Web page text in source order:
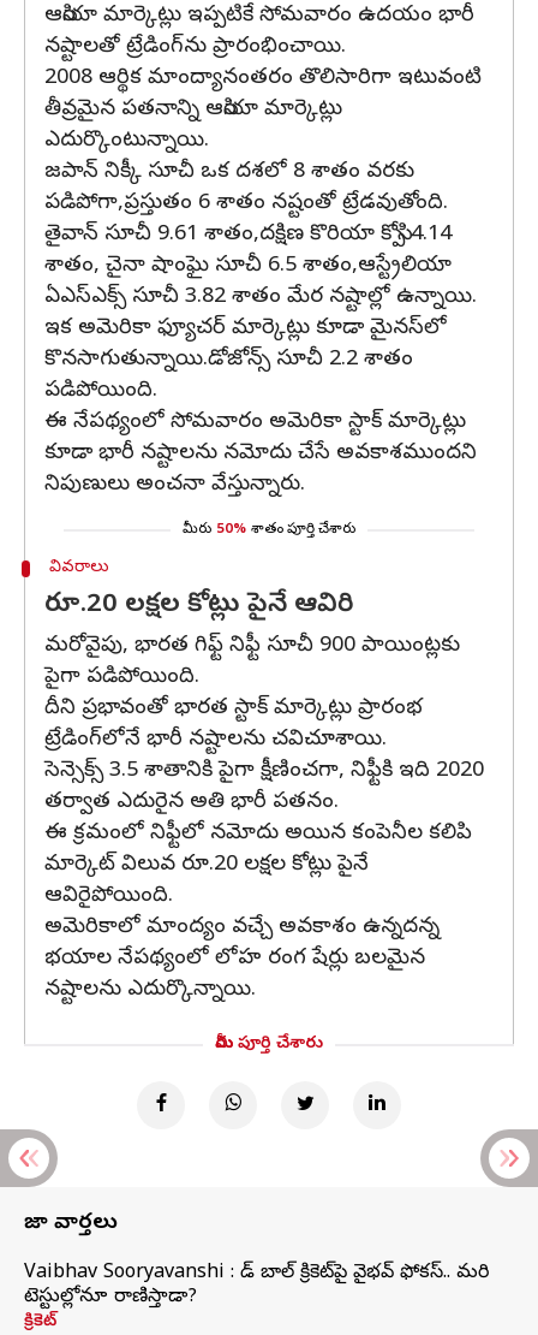
ఆసియా మార్కెట్లు ఇప్పటికే సోమవారం ఉదయం భారీ
నష్టాలతో ట్రేడింగ్‌ను ప్రారంభించాయి.
2008 ఆర్థిక మాంద్యానంతరం తొలిసారిగా ఇటువంటి
తీవ్రమైన పతనాన్ని ఆసియా మార్కెట్లు
ఎదుర్కొంటున్నాయి.
జపాన్ నిక్కీ సూచీ ఒక దశలో 8 శాతం వరకు
పడిపోగా,ప్రస్తుతం 6 శాతం నష్టంతో ట్రేడవుతోంది.
తైవాన్ సూచీ 9.61 శాతం,దక్షిణ కొరియా కోస్పి 4.14
శాతం, చైనా షాంఘై సూచీ 6.5 శాతం,ఆస్ట్రేలియా
ఏఎస్‌ఎక్స్ సూచీ 3.82 శాతం మేర నష్టాల్లో ఉన్నాయి.
ఇక అమెరికా ఫ్యూచర్ మార్కెట్లు కూడా మైనస్‌లో
కొనసాగుతున్నాయి.డోజోన్స్ సూచీ 2.2 శాతం
పడిపోయింది.
ఈ నేపథ్యంలో సోమవారం అమెరికా స్టాక్ మార్కెట్లు
కూడా భారీ నష్టాలను నమోదు చేసే అవకాశముందని
నిపుణులు అంచనా వేస్తున్నారు.
మీరు 50% శాతం పూర్తి చేశారు
వివరాలు
రూ.20 లక్షల కోట్లు పైనే ఆవిరి
మరోవైపు, భారత గిఫ్ట్ నిఫ్టీ సూచీ 900 పాయింట్లకు
పైగా పడిపోయింది.
దీని ప్రభావంతో భారత స్టాక్ మార్కెట్లు ప్రారంభ
ట్రేడింగ్‌లోనే భారీ నష్టాలను చవిచూశాయి.
సెన్సెక్స్ 3.5 శాతానికి పైగా క్షీణించగా, నిఫ్టీకి ఇది 2020
తర్వాత ఎదురైన అతి భారీ పతనం.
ఈ క్రమంలో నిఫ్టీలో నమోదు అయిన కంపెనీల కలిపి
మార్కెట్ విలువ రూ.20 లక్షల కోట్లు పైనే
ఆవిరైపోయింది.
అమెరికాలో మాంద్యం వచ్చే అవకాశం ఉన్నదన్న
భయాల నేపథ్యంలో లోహ రంగ షేర్లు బలమైన
నష్టాలను ఎదుర్కొన్నాయి.
మీరు పూర్తి చేశారు
తాజా వార్తలు
Vaibhav Sooryavanshi : రెడ్ బాల్ క్రికెట్‌పై వైభవ్ ఫోకస్.. మరి
టెస్టుల్లోనూ రాణిస్తాడా?
క్రికెట్